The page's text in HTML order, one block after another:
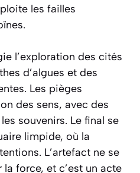
les failles
l’exploration des cités
d’algues et des
Les pièges
des sens, avec des
souvenirs. Le final se
limpide, où la
L’artefact ne se
force, et c’est un acte